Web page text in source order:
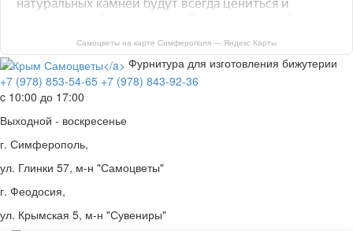
Самоцветы на карте Симферополя — Яндекс Карты
Фурнитура для изготовления бижутерии
+7 (978) 853-54-65 +7 (978) 843-92-36
c 10:00 до 17:00
Выходной - воскресенье
г. Симферополь,
ул. Глинки 57, м-н "Самоцветы"
г. Феодосия,
ул. Крымская 5, м-н "Сувениры"